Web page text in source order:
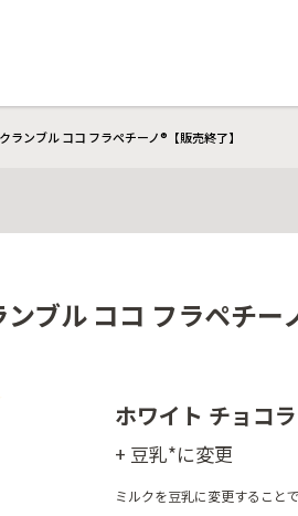
ランブル ココ フラペチーノ®【販売終了】
ブル ココ フラペチー
ホワイト チョコ
+ 豆乳*に変更
ミルクを豆乳に変更すること